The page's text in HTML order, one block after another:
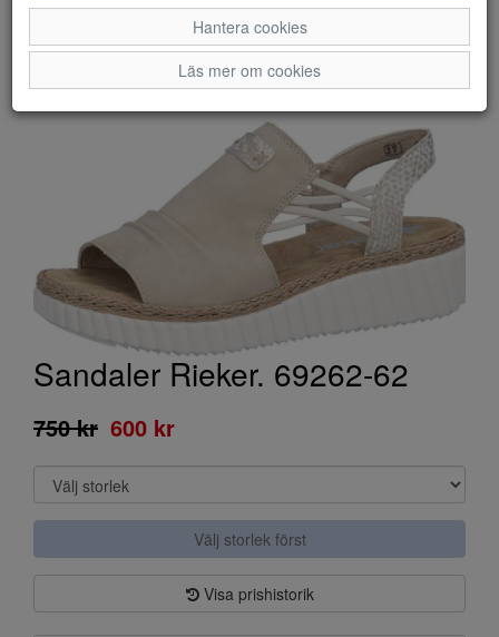
Sandaler Rieker. 69262-62
750 kr 600 kr
Välj storlek först
Visa prishistorik
Hantera cookies
Läs mer om cookies